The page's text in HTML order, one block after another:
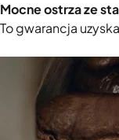
Mocne ostrza ze
To gwarancja